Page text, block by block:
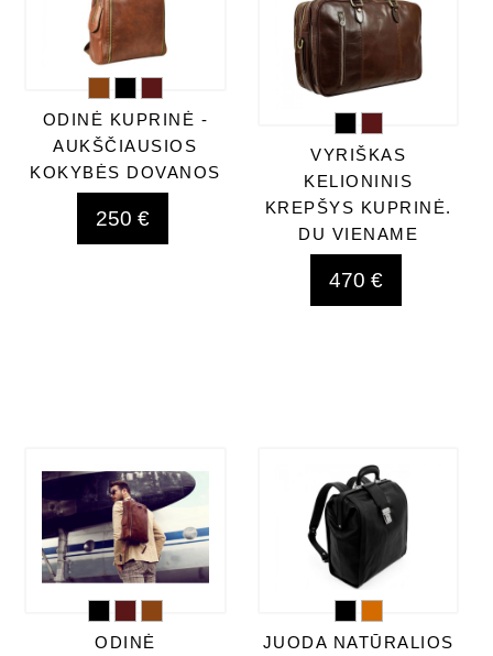
ODINĖ KUPRINĖ -
AUKŠČIAUSIOS
KOKYBĖS DOVANOS
250 €
VYRIŠKAS
KELIONINIS
KREPŠYS KUPRINĖ.
DU VIENAME
470 €
ODINĖ
JUODA NATŪRALIOS